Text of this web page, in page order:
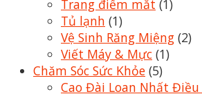
Trang điểm mắt (1)
Tủ lạnh (1)
Vệ Sinh Răng Miệng (2)
Viết Máy & Mực (1)
Chăm Sóc Sức Khỏe (5)
Cao Đài Loan Nhất Điều